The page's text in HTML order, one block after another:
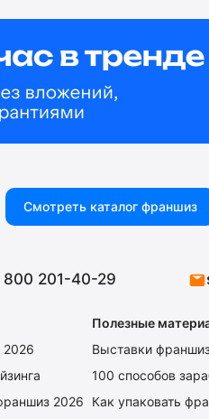
Смотреть каталог франшиз
800 201-40-29
2026
Полезные
Выставки
100 способов
Как упаковать